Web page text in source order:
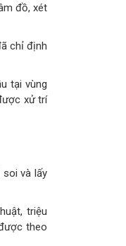
đồ, xét
chỉ định
tại vùng
xử trí
soi và lấy
triệu
theo